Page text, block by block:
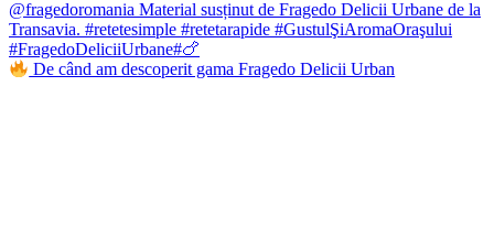
De când am descoperit gama Fragedo Delicii Urban